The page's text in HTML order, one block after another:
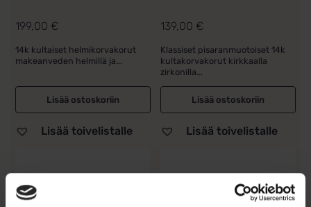
199,00 €
14k kultaiset helmikorvakorut
makeanveden helmillä ja...
Lisää ostoskoriin
Lisää toivelistalle
139,00 €
Klassiset pisaranmuotoiset 14k
kultakorvakorut kirkkaalla
zirkonilla...
Lisää ostoskoriin
Lisää toivelistalle